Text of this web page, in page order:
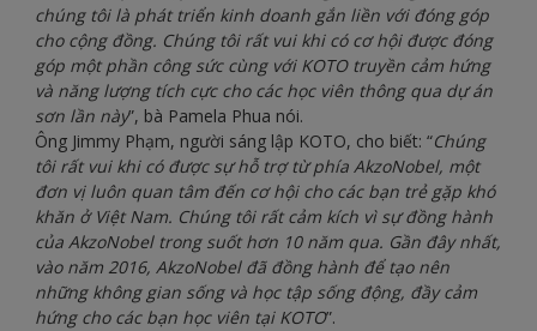
chúng tôi là phát triển kinh doanh gắn liền với đóng góp
cho cộng đồng. Chúng tôi rất vui khi có cơ hội được đóng
góp một phần công sức cùng với KOTO truyền cảm hứng
và năng lượng tích cực cho các học viên thông qua dự án
sơn lần này”, bà Pamela Phua nói.
Ông Jimmy Phạm, người sáng lập KOTO, cho biết: “Chúng
tôi rất vui khi có được sự hỗ trợ từ phía AkzoNobel, một
đơn vị luôn quan tâm đến cơ hội cho các bạn trẻ gặp khó
khăn ở Việt Nam. Chúng tôi rất cảm kích vì sự đồng hành
của AkzoNobel trong suốt hơn 10 năm qua. Gần đây nhất,
vào năm 2016, AkzoNobel đã đồng hành để tạo nên
những không gian sống và học tập sống động, đầy cảm
hứng cho các bạn học viên tại KOTO”.